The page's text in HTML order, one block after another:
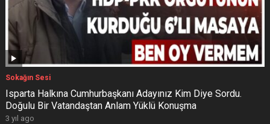
Sokağın Sesi
Isparta Halkına Cumhurbaşkanı Adayınız Kim Diye Sordu.
Doğulu Bir Vatandaştan Anlam Yüklü Konuşma
3 yıl ago